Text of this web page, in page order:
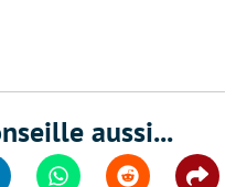
aussi...